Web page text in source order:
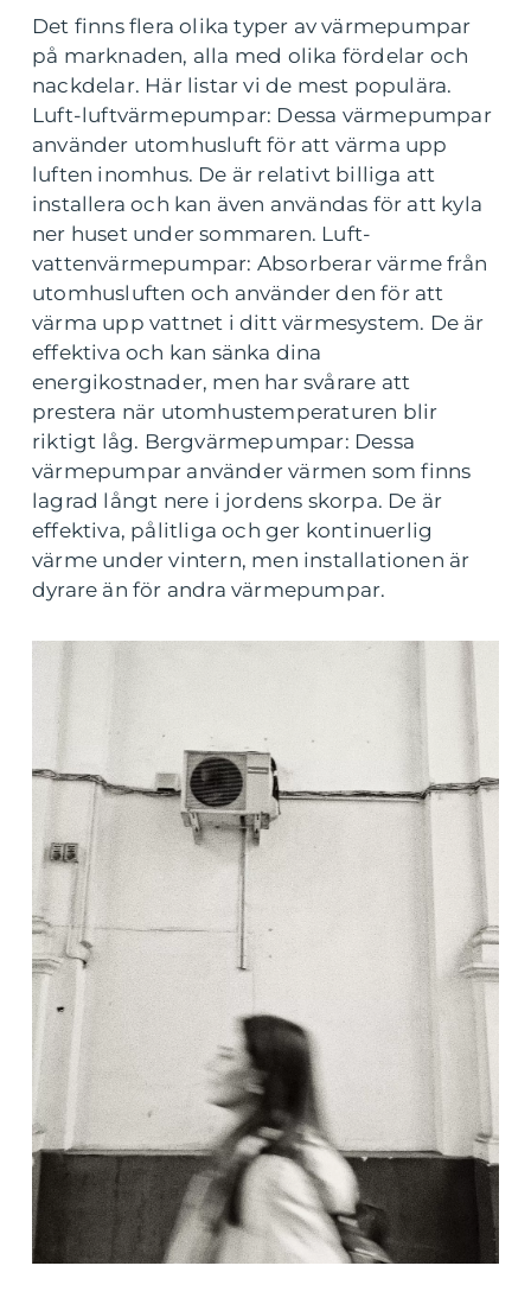
Det finns flera olika typer av värmepumpar
på marknaden, alla med olika fördelar och
nackdelar. Här listar vi de mest populära.
Luft-luftvärmepumpar: Dessa värmepumpar
använder utomhusluft för att värma upp
luften inomhus. De är relativt billiga att
installera och kan även användas för att kyla
ner huset under sommaren. Luft-
vattenvärmepumpar: Absorberar värme från
utomhusluften och använder den för att
värma upp vattnet i ditt värmesystem. De är
effektiva och kan sänka dina
energikostnader, men har svårare att
prestera när utomhustemperaturen blir
riktigt låg. Bergvärmepumpar: Dessa
värmepumpar använder värmen som finns
lagrad långt nere i jordens skorpa. De är
effektiva, pålitliga och ger kontinuerlig
värme under vintern, men installationen är
dyrare än för andra värmepumpar.